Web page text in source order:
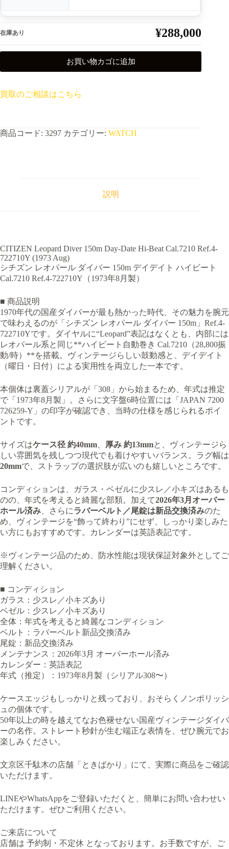
在庫あり ¥288,000
お買い物カゴに追加
買取のご相談はこちら
商品コード: 3297 カテゴリー: WATCH
説明
CITIZEN Leopard Diver 150m Day-Date Hi-Beat Cal.7210 Ref.4-
722710Y (1973 Aug)
シチズン レオパール ダイバー 150m デイデイト ハイビート
Cal.7210 Ref.4-722710Y（1973年8月製）
■ 商品説明
1970年代の国産ダイバーが最も熱かった時代、その魅力を腕元
で味わえるのが「シチズン レオパール ダイバー 150m」Ref.4-
722710Yです。ダイヤルに“Leopard”表記はなくとも、内部には
レオパール系と同じ**ハイビート自動巻き Cal.7210（28,800振
動/時）**を搭載。ヴィンテージらしい鼓動感と、デイデイト
（曜日・日付）による実用性を両立した一本です。
本個体は裏蓋シリアルが「308」から始まるため、年式は推定
で「1973年8月製」。さらに文字盤6時位置には「JAPAN 7200
726259-Y」の印字が確認でき、当時の仕様を感じられるポイ
ントです。
サイズはケース径 約40mm 厚み 約13mmと、ヴィンテージら
しい雰囲気を残しつつ現代でも着けやすいバランス。ラグ幅は
20mmで、ストラップの選択肢が広いのも嬉しいところです。
コンディションは、ガラス・ベゼルに少スレ／小キズはあるも
のの、年式を考えると綺麗な部類。加えて2026年3月オーバー
ホール済み 、さらにラバーベルト／尾錠は新品交換済みのた
め、ヴィンテージを“飾って終わり”にせず、しっかり楽しみた
い方にもおすすめです。カレンダーは英語表記です。
※ヴィンテージ品のため、防水性能は現状保証対象外としてご
理解ください。
■ コンディション
ガラス：少スレ／小キズあり
ベゼル：少スレ／小キズあり
全体：年式を考えると綺麗なコンディション
ベルト：ラバーベルト新品交換済み
尾錠：新品交換済み
メンテナンス：2026年3月 オーバーホール済み
カレンダー：英語表記
年式（推定）：1973年8月製（シリアル308〜）
ケースエッジもしっかりと残っており、おそらくノンポリッシ
ュの個体です。
50年以上の時を越えてなお色褪せない国産ヴィンテージダイバ
ーの名作。ストレート秒針が生む端正な表情を、ぜひ腕元でお
楽しみください。
文京区千駄木の店舗「ときばかり」にて、実際に商品をご確認
いただけます。
LINEやWhatsAppをご登録いただくと、簡単にお問い合わせい
ただけます。ぜひご利用ください。
ご来店について
店舗は 予約制・不定休 となっております。お手数ですが、ご